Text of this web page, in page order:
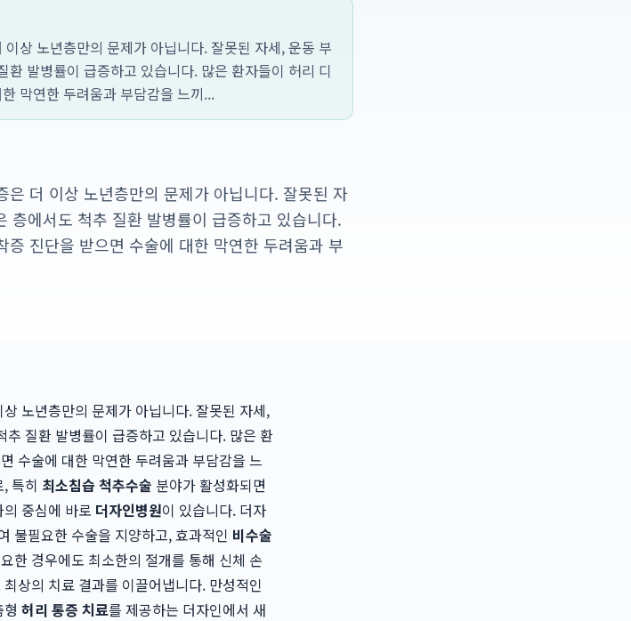
상 노년층만의 문제가 아닙니다. 잘못된 자세, 운동 부
발병률이 급증하고 있습니다. 많은 환자들이 허리 디
막연한 두려움과 부담감을 느끼...
더 이상 노년층만의 문제가 아닙니다. 잘못된 자
층에서도 척추 질환 발병률이 급증하고 있습니다.
진단을 받으면 수술에 대한 막연한 두려움과 부
노년층만의 문제가 아닙니다. 잘못된 자세,
질환 발병률이 급증하고 있습니다. 많은 환
수술에 대한 막연한 두려움과 부담감을 느
특히 최소침습 척추수술 분야가 활성화되면
중심에 바로 더자인병원이 있습니다. 더자
불필요한 수술을 지양하고, 효과적인 비수술
한 경우에도 최소한의 절개를 통해 신체 손
상의 치료 결과를 이끌어냅니다. 만성적인
허리 통증 치료를 제공하는 더자인에서 새